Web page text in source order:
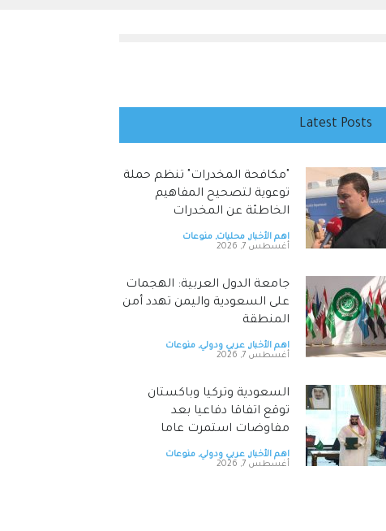
Latest Posts
"مكافحة المخدرات" تنظم حملة
توعوية لتصحيح المفاهيم
الخاطئة عن المخدرات
اهم الأخبار, محليات, منوعات
أغسطس 7, 2026
جامعة الدول العربية: الهجمات
على السعودية واليمن تهدد أمن
المنطقة
اهم الأخبار, عربي ودولي, منوعات
أغسطس 7, 2026
السعودية وتركيا وباكستان
توقع اتفاقا دفاعيا بعد
مفاوضات استمرت عاما
اهم الأخبار, عربي ودولي, منوعات
أغسطس 7, 2026